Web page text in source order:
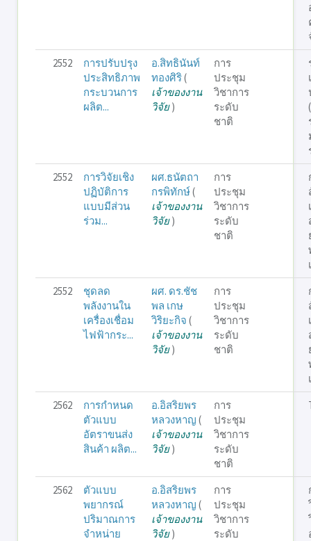
2552
การปรับปรุง
ประสิทธิภาพ
กระบวนการ
ผลิต...
อ.สิทธินันท์
ทองศิริ(
เจ้าของงาน
วิจัย)
การ
ประชุม
วิชาการ
ระดับ
ชาติ
2552
การวิจัยเชิง
ปฏิบัติการ
แบบมีส่วน
ร่วม...
ผศ.ธนัตถา
กรพิทักษ์(
เจ้าของงาน
วิจัย)
การ
ประชุม
วิชาการ
ระดับ
ชาติ
2552
ชุดลด
พลังงานใน
เครื่องเชื่อม
ไฟฟ้ากระ...
ผศ. ดร.ชัช
พล เกษ
วิริยะกิจ (
เจ้าของงาน
วิจัย)
การ
ประชุม
วิชาการ
ระดับ
ชาติ
2562
การกำหนด
ตัวแบบ
อัตราขนส่ง
สินค้า ผลิต...
อ.อิสริยพร
หลวงหาญ (
เจ้าของงาน
วิจัย)
การ
ประชุม
วิชาการ
ระดับ
ชาติ
2562
ตัวแบบ
พยากรณ์
ปริมาณการ
จำหน่าย
อ.อิสริยพร
หลวงหาญ (
เจ้าของงาน
วิจัย)
การ
ประชุม
วิชาการ
ระดับ